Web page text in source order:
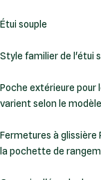
Style familier de l'étui
Poche extérieure pour
varient selon le
Fermetures à
la pochette de